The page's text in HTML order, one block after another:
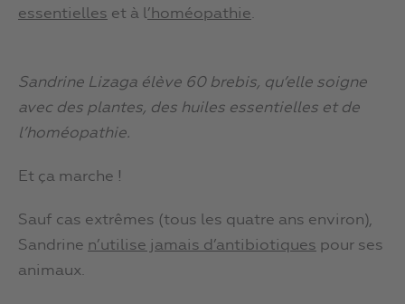
essentielles et à l’homéopathie.
Sandrine Lizaga élève 60 brebis, qu’elle soigne
avec des plantes, des huiles essentielles et de
l’homéopathie.
Et ça marche !
Sauf cas extrêmes (tous les quatre ans environ),
Sandrine n’utilise jamais d’antibiotiques pour ses
animaux.